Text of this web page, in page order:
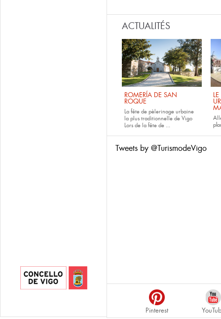
ACTUALITÉS
ROMERÍA DE SAN
ROQUE
La fête de pèlerinage urbaine
la plus traditionnelle de Vigo
Lors de la fête de ...
Tweets by @TurismodeVigo
Pinterest